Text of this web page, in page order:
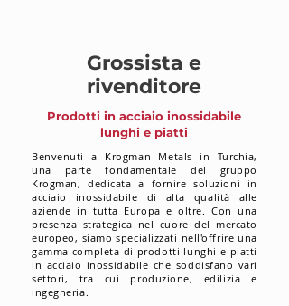
Grossista e
rivenditore
Prodotti in acciaio inossidabile
lunghi e piatti
Benvenuti a Krogman Metals in Turchia,
una parte fondamentale del gruppo
Krogman, dedicata a fornire soluzioni in
acciaio inossidabile di alta qualità alle
aziende in tutta Europa e oltre. Con una
presenza strategica nel cuore del mercato
europeo, siamo specializzati nell'offrire una
gamma completa di prodotti lunghi e piatti
in acciaio inossidabile che soddisfano vari
settori, tra cui produzione, edilizia e
ingegneria.